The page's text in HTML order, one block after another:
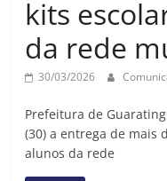
kits
da rede
30/03/2026
Prefeitura de
(30) a entrega de mais
alunos da rede